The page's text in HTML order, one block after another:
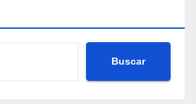
Buscar